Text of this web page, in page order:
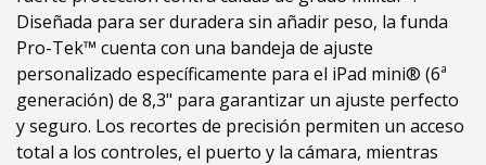
Diseñada para ser duradera sin añadir peso, la funda
Pro-Tek™ cuenta con una bandeja de ajuste
personalizado específicamente para el iPad mini® (6ª
generación) de 8,3" para garantizar un ajuste perfecto
y seguro. Los recortes de precisión permiten un acceso
total a los controles, el puerto y la cámara, mientras